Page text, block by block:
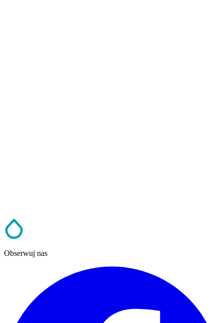
Obserwuj nas